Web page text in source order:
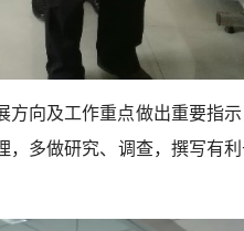
向及工作重点做出重要指
多做研究、调查，撰写有